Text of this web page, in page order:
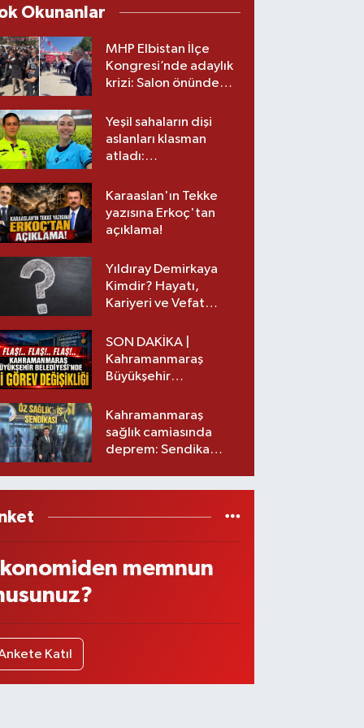
Okunanlar
MHP Elbistan İlçe
Kongresi’nde adaylık
krizi: Salon önünde
Yeşil sahaların dişi
aslanları klasman
atladı:
üst lige iki transfer!
Karaaslan'ın Tekke
yazısına Erkoç'tan
açıklama!
Yıldıray Demirkaya
Kimdir? Hayatı,
Kariyeri ve Vefat
SON DAKİKA |
Kahramanmaraş
Büyükşehir
görev değişikliği!
Kahramanmaraş
sağlık camiasında
deprem: Sendika
memnun
Katıl